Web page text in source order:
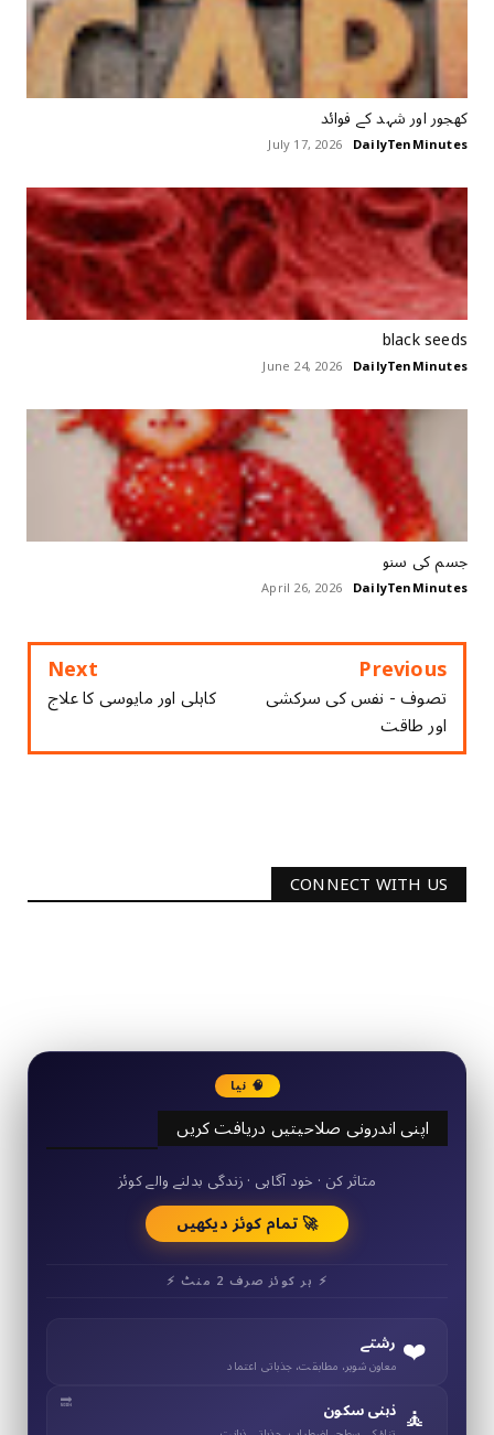
کھجور اور شہد کے فوائد
DailyTenMinutes
July 17, 2026
black seeds
DailyTenMinutes
June 24, 2026
جسم کی سنو
DailyTenMinutes
April 26, 2026
Previous
تصوف - نفس کی سرکشی
اور طاقت
Next
کاہلی اور مایوسی کا علاج
CONNECT WITH US
🧠 نیا
اپنی اندرونی صلاحیتیں دریافت کریں
50+ مختصر کوئز
متاثر کن · خود آگاہی · زندگی بدلنے والے کوئز
🚀 تمام کوئز دیکھیں
⚡ ہر کوئز صرف 2 منٹ ⚡
❤️ رشتے
معاون شوہر، مطابقت، جذباتی اعتماد
🧘 ذہنی سکون